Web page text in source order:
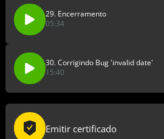
29. Encerramento
05:34
30. Corrigindo Bug 'invalid date'
15:40
Emitir certificado